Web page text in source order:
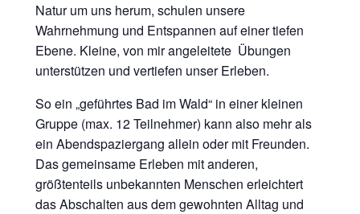
Natur um uns herum, schulen unsere
Wahrnehmung und Entspannen auf einer tiefen
Ebene. Kleine, von mir angeleitete Übungen
unterstützen und vertiefen unser Erleben.
So ein „geführtes Bad im Wald“ in einer kleinen
Gruppe (max. 12 Teilnehmer) kann also mehr als
ein Abendspaziergang allein oder mit Freunden.
Das gemeinsame Erleben mit anderen,
größtenteils unbekannten Menschen erleichtert
das Abschalten aus dem gewohnten Alltag und